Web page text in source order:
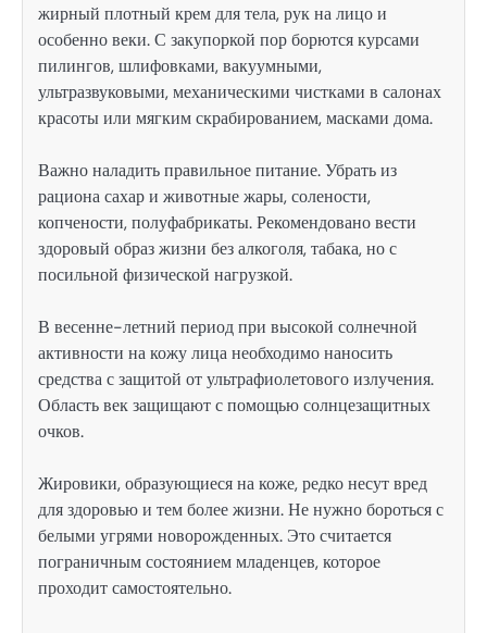
жирный плотный крем для тела, рук на лицо и
особенно веки. С закупоркой пор борются курсами
пилингов, шлифовками, вакуумными,
ультразвуковыми, механическими чистками в салонах
красоты или мягким скрабированием, масками дома.
Важно наладить правильное питание. Убрать из
рациона сахар и животные жары, солености,
копчености, полуфабрикаты. Рекомендовано вести
здоровый образ жизни без алкоголя, табака, но с
посильной физической нагрузкой.
В весенне-летний период при высокой солнечной
активности на кожу лица необходимо наносить
средства с защитой от ультрафиолетового излучения.
Область век защищают с помощью солнцезащитных
очков.
Жировики, образующиеся на коже, редко несут вред
для здоровью и тем более жизни. Не нужно бороться с
белыми угрями новорожденных. Это считается
пограничным состоянием младенцев, которое
проходит самостоятельно.